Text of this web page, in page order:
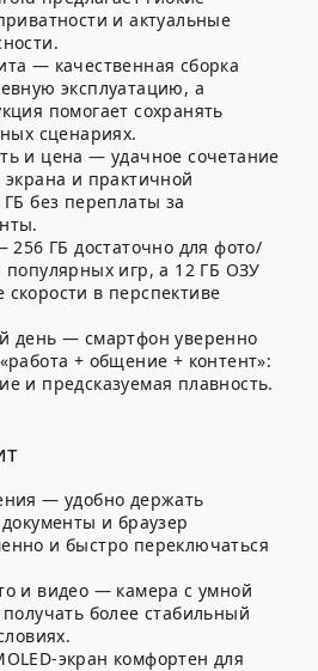
и актуальные
— качественная сборка
эксплуатацию, а
помогает сохранять
сценариях.
и цена — удачное сочетание
и практичной
без переплаты за
ГБ достаточно для фото/
игр, а 12 ГБ ОЗУ
в перспективе
день — смартфон уверенно
+ общение + контент»:
и предсказуемая плавность.
— удобно держать
и браузер
и быстро переключаться
и видео — камера с умной
более стабильный
экран комфортен для